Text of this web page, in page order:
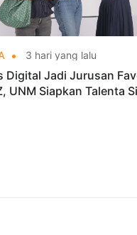
3 hari yang lalu
Digital Jadi Jurusan
UNM Siapkan Talenta